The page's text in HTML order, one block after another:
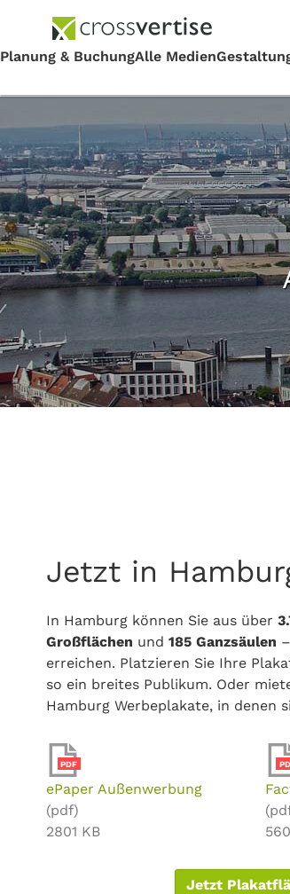
Jetzt in
In Hamburg können Sie aus über
Großflächen und 185 Ganzsäulen
erreichen. Platzieren Sie Ihre
so ein breites Publikum. Oder
Hamburg Werbeplakate, in denen
PDF
ePaper Außenwerbung
(pdf)
2801 KB
Jetzt